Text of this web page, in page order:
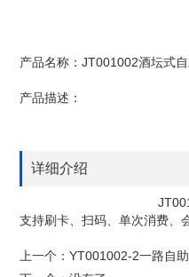
产品名称：JT001002酒坛式
产品描述：
详细介绍
JT001002酒坛
支持刷卡、扫码、单次消费、
上一个： YT001002-2一路自